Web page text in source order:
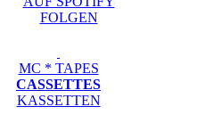
FOLGEN
MC * TAPES
CASSETTES
KASSETTEN